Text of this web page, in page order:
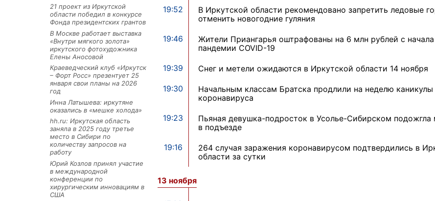
21 проект из Иркутской
области победил в конкурсе
Фонда президентских грантов
В Москве работает выставка
«Внутри мягкого золота»
иркутского фотохудожника
Елены Аносовой
Краеведческий клуб «Иркутск
– Форт Росс» презентует 25
января свои планы на 2026
год
Инна Латышева: иркутяне
оказались в «мешке холода»
hh.ru: Иркутская область
заняла в 2025 году третье
место в Сибири по
количеству запросов на
работу
Юрий Козлов принял участие
в международной
конференции по
хирургическим инновациям в
США
19:52
В Иркутской области рекомендовано запретить ледовые
отменить новогодние гуляния
19:46
Жители Приангарья оштрафованы на 6 млн рублей с начала
пандемии COVID-19
19:39 Снег и метели ожидаются в Иркутской области 14 ноября
19:30
Начальным классам Братска продлили на неделю каникулы
коронавируса
19:23
Пьяная девушка-подросток в Усолье-Сибирском подожгла
в подъезде
19:16
264 случая заражения коронавирусом подтвердились в
области за сутки
13 ноября